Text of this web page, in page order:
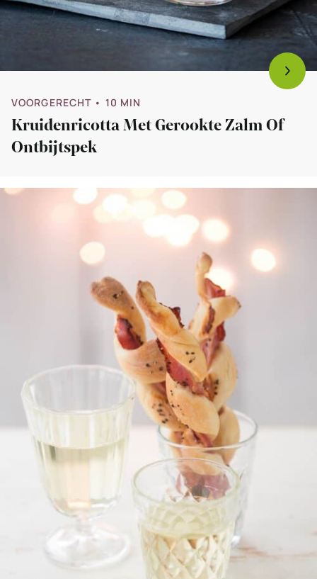
VOORGERECHT • 10 MIN
Kruidenricotta Met Gerookte Zalm Of
Ontbijtspek
Bekijk